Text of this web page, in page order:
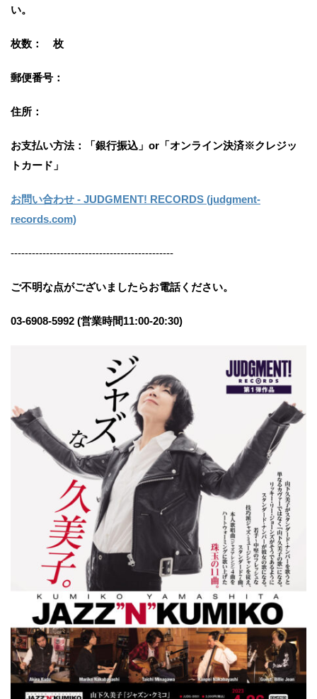
い。
枚数： 枚
郵便番号：
住所：
お支払い方法： 「銀行振込」or「オンライン決済※クレジッ
トカード」
お問い合わせ - JUDGMENT! RECORDS (judgment-
records.com)
----------------------------------------------
ご不明な点がございましたらお電話ください。
03-6908-5992 (営業時間11:00-20:30)